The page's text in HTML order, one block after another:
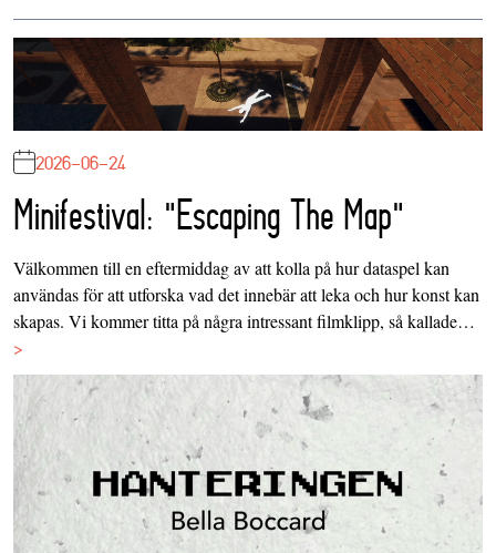
2026-06-24
Minifestival: "Escaping The Map"
Välkommen till en eftermiddag av att kolla på hur dataspel kan
användas för att utforska vad det innebär att leka och hur konst kan
skapas. Vi kommer titta på några intressant filmklipp, så kallade…
>